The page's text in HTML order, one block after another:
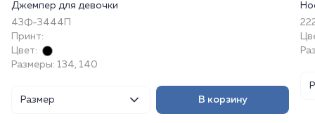
Джемпер для девочки
43Ф-3444П
Принт:
Цвет:
Размеры: 134, 140
Размер В корзину